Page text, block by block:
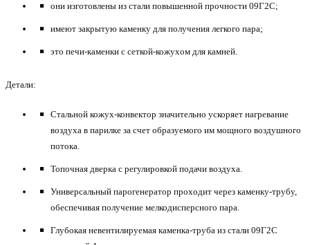
они изготовлены из стали повышенной прочности 09Г2С;
имеют закрытую каменку для получения легкого пара;
это печи-каменки с сеткой-кожухом для камней.
Детали:
Стальной кожух-конвектор значительно ускоряет нагревание
воздуха в парилке за счет образуемого им мощного воздушного
потока.
Топочная дверка с регулировкой подачи воздуха.
Универсальный парогенератор проходит через каменку-трубу,
обеспечивая получение мелкодисперсного пара.
Глубокая невентилируемая каменка-труба из стали 09Г2С